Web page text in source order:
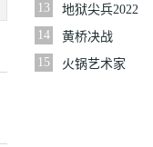
13
地狱尖兵2022
14
黄桥决战
15
火锅艺术家